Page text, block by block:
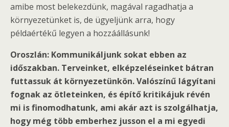
amibe most belekezdünk, magával ragadhatja a
környezetünket is, de ügyeljünk arra, hogy
példaértékű legyen a hozzáállásunk!
Oroszlán: Kommunikáljunk sokat ebben az
időszakban. Terveinket, elképzeléseinket bátran
futtassuk át környezetünkön. Valószínű lágyítani
fognak az ötleteinken, és építő kritikájuk révén
mi is finomodhatunk, ami akár azt is szolgálhatja,
hogy még több emberhez jusson el a mi egyedi